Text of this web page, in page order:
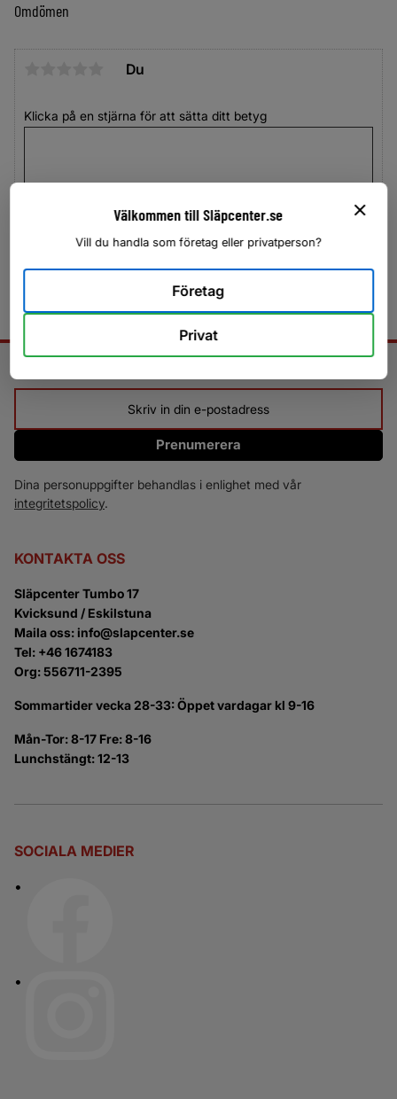
Omdömen
Du
Klicka på en stjärna för att sätta ditt betyg
Prenumerera
Dina personuppgifter behandlas i enlighet med vår
integritetspolicy.
KONTAKTA OSS
Släpcenter Tumbo 17
Kvicksund / Eskilstuna
Maila oss: info@slapcenter.se
Tel: +46 1674183
Org: 556711-2395
Sommartider vecka 28-33: Öppet vardagar kl 9-16
Mån-Tor: 8-17 Fre: 8-16
Lunchstängt: 12-13
SOCIALA MEDIER
Välkommen till Släpcenter.se
Vill du handla som företag eller privatperson?
Företag
Privat